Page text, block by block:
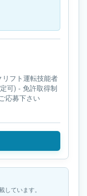
フト運転技能者
可) - 免許取得制
応募下さい
ています。